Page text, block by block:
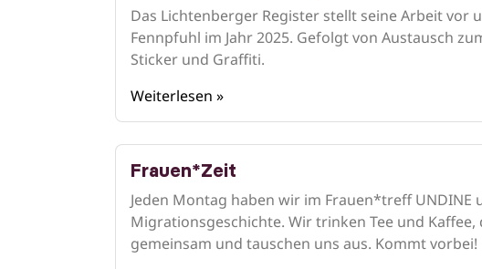
Das Lichtenberger Register stellt seine Arbeit
Fennpfuhl im Jahr 2025. Gefolgt von Austausch
Sticker und Graffiti.
Weiterlesen »
Frauen*Zeit
Jeden Montag haben wir im Frauen*treff
Migrationsgeschichte. Wir trinken Tee und
gemeinsam und tauschen uns aus. Kommt vorbei!